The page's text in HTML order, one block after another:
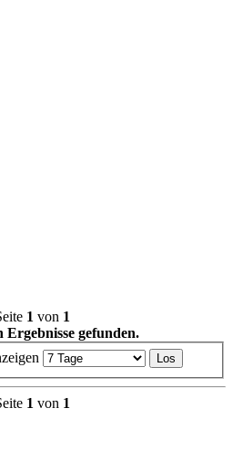
1 von 1
Ergebnisse gefunden.
1 von 1